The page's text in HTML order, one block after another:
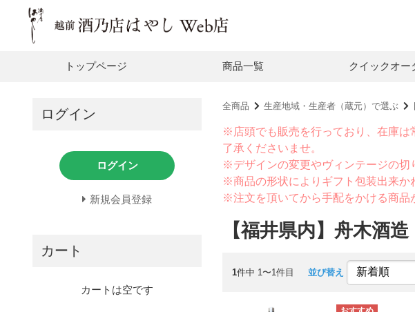
トップページ 商品一覧 クイックオー
全商品 生産地域・生産者（蔵元）で選ぶ
※店頭でも販売を行っており、在庫は
了承くださいませ。
※デザインの変更やヴィンテージの切
※商品の形状によりギフト包装出来か
※注文を頂いてから手配をかける商品
【福井県内】舟木酒
1件中 1〜1件目 並び替え
ログイン
ログイン
新規会員登録
カート
カートは空です